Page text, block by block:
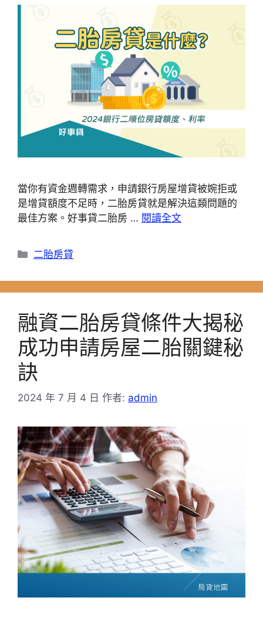
當你有資金週轉需求，申請銀行房屋增貸被婉拒或
是增貸額度不足時，二胎房貸就是解決這類問題的
最佳方案。好事貸二胎房 … 閱讀全文
分
二胎房貸
融資二胎房貸條件大揭秘
成功申請房屋二胎關鍵秘
訣
2024 年 7 月 4 日 作者: admin